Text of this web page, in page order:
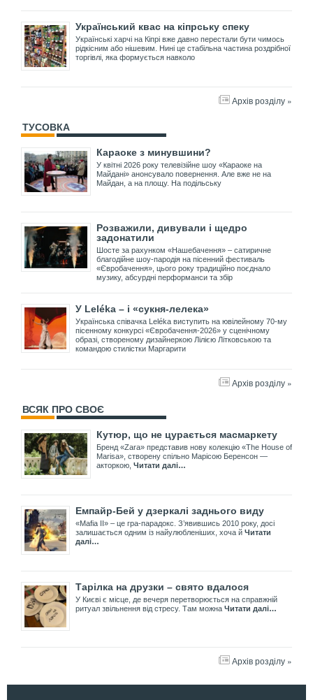
Український квас на кіпрську спеку
Українські харчі на Кіпрі вже давно перестали бути чимось
рідкісним або нішевим. Нині це стабільна частина роздрібної
торгівлі, яка формується навколо
Архів розділу »
ТУСОВКА
Караоке з минувшини?
У квітні 2026 року телевізійне шоу «Караоке на
Майдані» анонсувало повернення. Але вже не на
Майдан, а на площу. На подільську
Розважили, дивували і щедро
задонатили
Шосте за рахунком «Нашебачення» – сатиричне
благодійне шоу-пародія на пісенний фестиваль
«Євробачення», цього року традиційно поєднало
музику, абсурдні перформанси та збір
У Leléka – і «сукня-лелека»
Українська співачка Leléka виступить на ювілейному 70-му
пісенному конкурсі «Євробачення-2026» у сценічному
образі, створеному дизайнеркою Лілією Літковською та
командою стилістки Маргарити
Архів розділу »
ВСЯК ПРО СВОЄ
Кутюр, що не цурається масмаркету
Бренд «Zara» представив нову колекцію «The House of
Marisa», створену спільно Марісою Беренсон —
акторкою, Читати далі…
Емпайр-Бей у дзеркалі заднього виду
«Mafia II» – це гра-парадокс. З’явившись 2010 року, досі
залишається одним із найулюбленіших, хоча й Читати
далі…
Тарілка на друзки – свято вдалося
У Києві є місце, де вечеря перетворюється на справжній
ритуал звільнення від стресу. Там можна Читати далі…
Архів розділу »